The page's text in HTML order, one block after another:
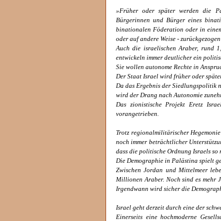
»Früher oder später werden die
Bürgerinnen und Bürger eines
binationalen Föderation oder in
oder auf andere Weise -
Auch die israelischen Araber, rund
entwickeln immer deutlicher ein
Sie wollen autonome Rechte in
Der Staat Israel wird früher oder
Da das Ergebnis der Siedlungspolitik
wird der Drang nach Autonomie
Das zionistische Projekt Eretz
vorangetrieben.
Trotz regionalmilitärischer
noch immer beträchtlicher
dass die politische Ordnung Israels so
Die Demographie in Palästina spielt
Zwischen Jordan und Mittelmeer
Millionen Araber. Noch sind es mehr
Irgendwann wird sicher die
Israel geht derzeit durch eine der
Einerseits eine hochmoderne